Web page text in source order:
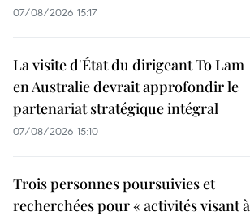
07/08/2026 15:17
La visite d'État du dirigeant To Lam
en Australie devrait approfondir le
partenariat stratégique intégral
07/08/2026 15:10
Trois personnes poursuivies et
recherchées pour « activités visant à